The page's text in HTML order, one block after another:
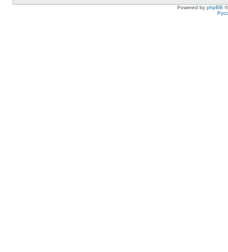
Powered by phpBB